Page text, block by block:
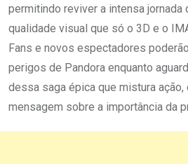
permitindo reviver a intensa jornada
qualidade visual que só o 3D e o
Fans e novos espectadores
perigos de Pandora enquanto
dessa saga épica que mistura ação,
mensagem sobre a importância da